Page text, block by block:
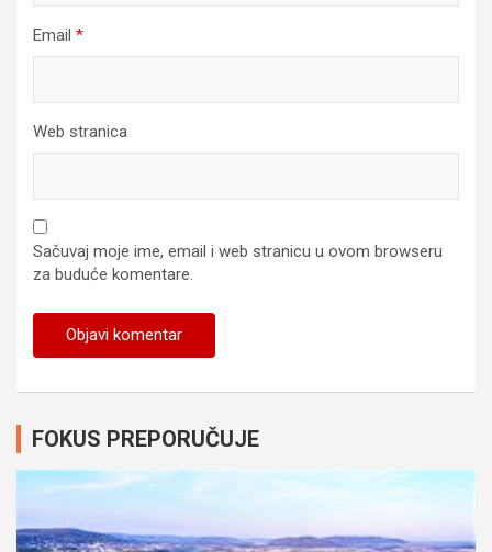
Email *
Web stranica
Sačuvaj moje ime, email i web stranicu u ovom browseru
za buduće komentare.
FOKUS PREPORUČUJE